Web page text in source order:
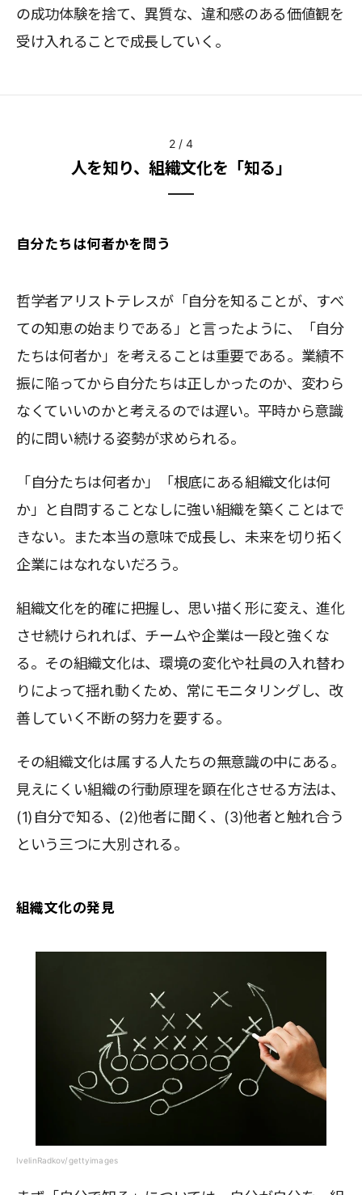
の成功体験を捨て、異質な、違和感のある価値観を
受け入れることで成長していく。
2 / 4
人を知り、組織文化を「知る」
自分たちは何者かを問う
哲学者アリストテレスが「自分を知ることが、すべ
ての知恵の始まりである」と言ったように、「自分
たちは何者か」を考えることは重要である。業績不
振に陥ってから自分たちは正しかったのか、変わら
なくていいのかと考えるのでは遅い。平時から意識
的に問い続ける姿勢が求められる。
「自分たちは何者か」「根底にある組織文化は何
か」と自問することなしに強い組織を築くことはで
きない。また本当の意味で成長し、未来を切り拓く
企業にはなれないだろう。
組織文化を的確に把握し、思い描く形に変え、進化
させ続けられれば、チームや企業は一段と強くな
る。その組織文化は、環境の変化や社員の入れ替わ
りによって揺れ動くため、常にモニタリングし、改
善していく不断の努力を要する。
その組織文化は属する人たちの無意識の中にある。
見えにくい組織の行動原理を顕在化させる方法は、
(1)自分で知る、(2)他者に聞く、(3)他者と触れ合う
という三つに大別される。
組織文化の発見
IvelinRadkov/gettyimages